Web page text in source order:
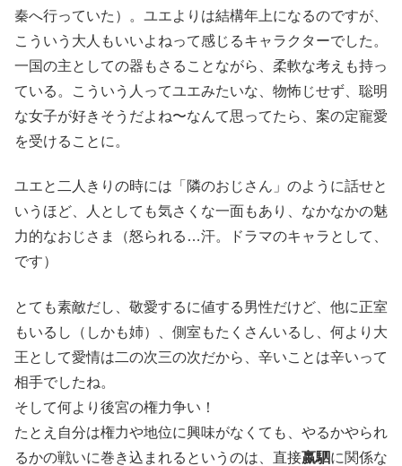
秦へ行っていた）。ユエよりは結構年上になるのですが、
こういう大人もいいよねって感じるキャラクターでした。
一国の主としての器もさることながら、柔軟な考えも持っ
ている。こういう人ってユエみたいな、物怖じせず、聡明
な女子が好きそうだよね〜なんて思ってたら、案の定寵愛
を受けることに。
ユエと二人きりの時には「隣のおじさん」のように話せと
いうほど、人としても気さくな一面もあり、なかなかの魅
力的なおじさま（怒られる…汗。ドラマのキャラとして、
です）
とても素敵だし、敬愛するに値する男性だけど、他に正室
もいるし（しかも姉）、側室もたくさんいるし、何より大
王として愛情は二の次三の次だから、辛いことは辛いって
相手でしたね。
そして何より後宮の権力争い！
たとえ自分は権力や地位に興味がなくても、やるかやられ
るかの戦いに巻き込まれるというのは、直接嬴駟に関係な